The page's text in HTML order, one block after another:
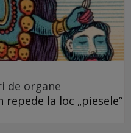
de organe
la loc „piesele”